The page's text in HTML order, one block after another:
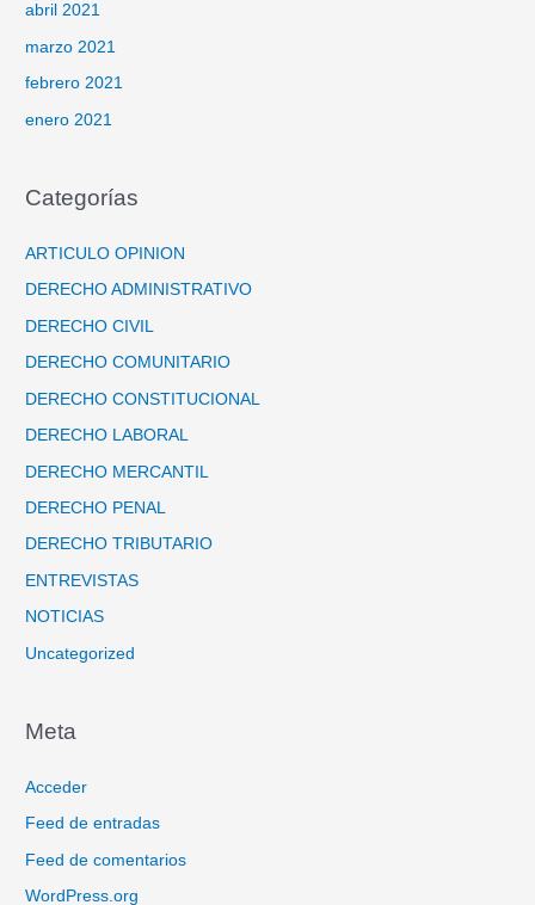
abril 2021
marzo 2021
febrero 2021
enero 2021
Categorías
ARTICULO OPINION
DERECHO ADMINISTRATIVO
DERECHO CIVIL
DERECHO COMUNITARIO
DERECHO CONSTITUCIONAL
DERECHO LABORAL
DERECHO MERCANTIL
DERECHO PENAL
DERECHO TRIBUTARIO
ENTREVISTAS
NOTICIAS
Uncategorized
Meta
Acceder
Feed de entradas
Feed de comentarios
WordPress.org